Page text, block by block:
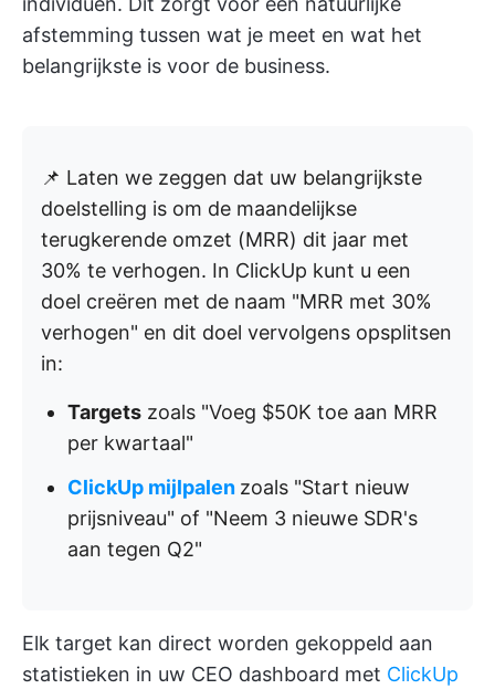
afstemming tussen wat je meet en wat het
belangrijkste is voor de business.
📌 Laten we zeggen dat uw belangrijkste
doelstelling is om de maandelijkse
terugkerende omzet (MRR) dit jaar met
30% te verhogen. In ClickUp kunt u een
doel creëren met de naam "MRR met 30%
verhogen" en dit doel vervolgens opsplitsen
in:
Targets zoals "Voeg $50K toe aan MRR
per kwartaal"
ClickUp mijlpalen zoals "Start nieuw
prijsniveau" of "Neem 3 nieuwe SDR's
aan tegen Q2"
Elk target kan direct worden gekoppeld aan
statistieken in uw CEO dashboard met ClickUp